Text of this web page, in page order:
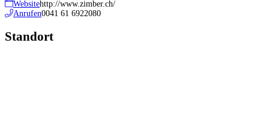
Websitehttp://www.zimber.ch/
Anrufen0041 61 6922080
Standort